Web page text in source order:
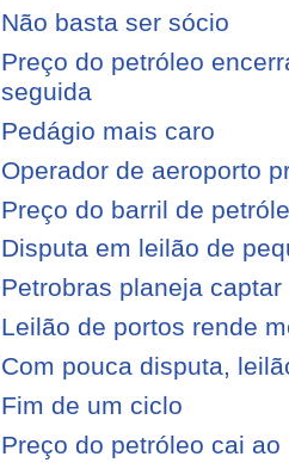
Não basta ser sócio
Preço do petróleo
seguida
Pedágio mais caro
Operador de aeroporto
Preço do barril de
Disputa em leilão de
Petrobras planeja
Leilão de portos rende
Com pouca disputa,
Fim de um ciclo
Preço do petróleo cai